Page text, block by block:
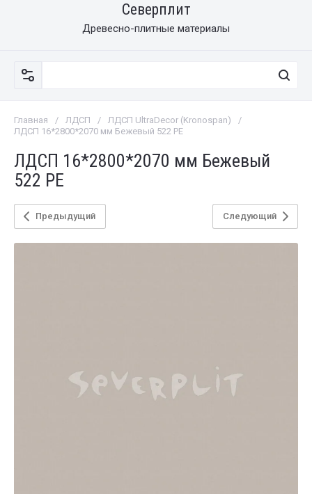
Северплит
Древесно-плитные материалы
Главная / ЛДСП / ЛДСП UltraDecor (Kronospan)
/
ЛДСП 16*2800*2070 мм Бежевый 522 PE
ЛДСП 16*2800*2070 мм Бежевый
522 PE
Предыдущий Следующий